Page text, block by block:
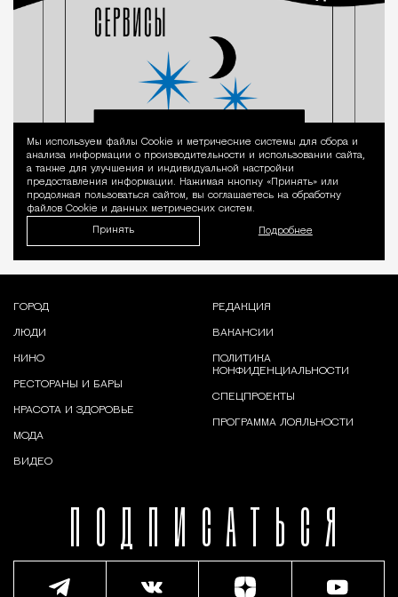
Уведомление
Мы используем файлы Сookie и метрические системы для сбора и
анализа информации о производительности и использовании сайта,
а также для улучшения и индивидуальной настройки
предоставления информации. Нажимая кнопку «Принять» или
продолжая пользоваться сайтом, вы соглашаетесь на обработку
файлов Cookie и данных метрических систем.
Принять Подробнее
ПОДПИСАТЬСЯ
ГОРОД
ЛЮДИ
КИНО
РЕСТОРАНЫ И БАРЫ
КРАСОТА И ЗДОРОВЬЕ
МОДА
ВИДЕО
РЕДАКЦИЯ
ВАКАНСИИ
ПОЛИТИКА
КОНФИДЕНЦИАЛЬНОСТИ
СПЕЦПРОЕКТЫ
ПРОГРАММА ЛОЯЛЬНОСТИ